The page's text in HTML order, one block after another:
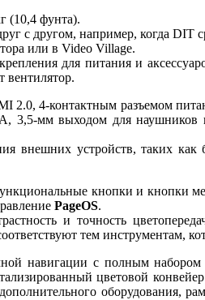
(10,4 фунта).
с другом, например, когда DIT
или в Video Village.
для питания и
вентилятор.
2.0, 4-контактным разъемом
мм выходом для наушников
внешних устройств, таких как
кнопки и кнопки
PageOS.
и точность
тем инструментам,
навигации с полным
цветовой
оборудования,